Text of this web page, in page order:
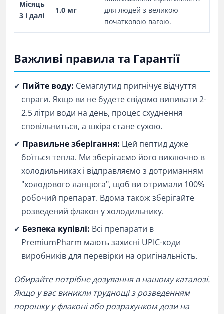
Місяць
3 і далі
1.0 мг
для людей з великою
початковою вагою.
Важливі правила та Гарантії
✔ Пийте воду: Семаглутид пригнічує відчуття
спраги. Якщо ви не будете свідомо випивати 2-
2.5 літри води на день, процес схуднення
сповільниться, а шкіра стане сухою.
✔ Правильне зберігання: Цей пептид дуже
боїться тепла. Ми зберігаємо його виключно в
холодильниках і відправляємо з дотриманням
"холодового ланцюга", щоб ви отримали 100%
робочий препарат. Вдома також зберігайте
розведений флакон у холодильнику.
✔ Безпека купівлі: Всі препарати в
PremiumPharm мають захисні UPIC-коди
виробників для перевірки на оригінальність.
Обирайте потрібне дозування в нашому каталозі.
Якщо у вас виникли труднощі з розведенням
порошку у флаконі або розрахунком дози на